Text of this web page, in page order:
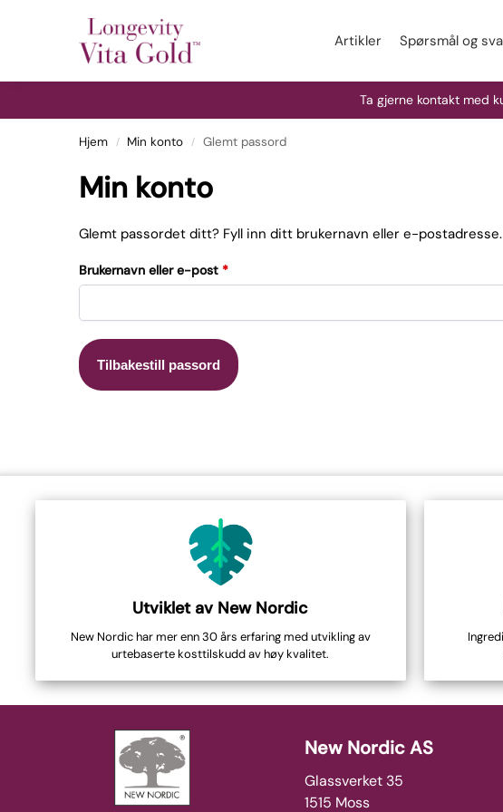
Artikler Spørsmål og
Ta gjerne kontakt med
Hjem / Min konto / Glemt passord
Min konto
Glemt passordet ditt? Fyll inn ditt brukernavn eller e-
Brukernavn eller e-post *
Tilbakestill passord
Utviklet av New Nordic
New Nordic har mer enn 30 års erfaring med utvikling av
urtebaserte kosttilskudd av høy kvalitet.
New Nordic AS
Glassverket 35
1515 Moss